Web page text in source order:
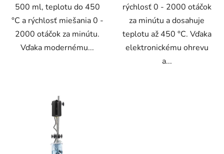
500 ml, teplotu do 450
°C a rýchlosť miešania 0 -
2000 otáčok za minútu.
Vďaka modernému...
rýchlosť 0 - 2000 otáčok
za minútu a dosahuje
teplotu až 450 °C. Vďaka
elektronickému ohrevu
a...